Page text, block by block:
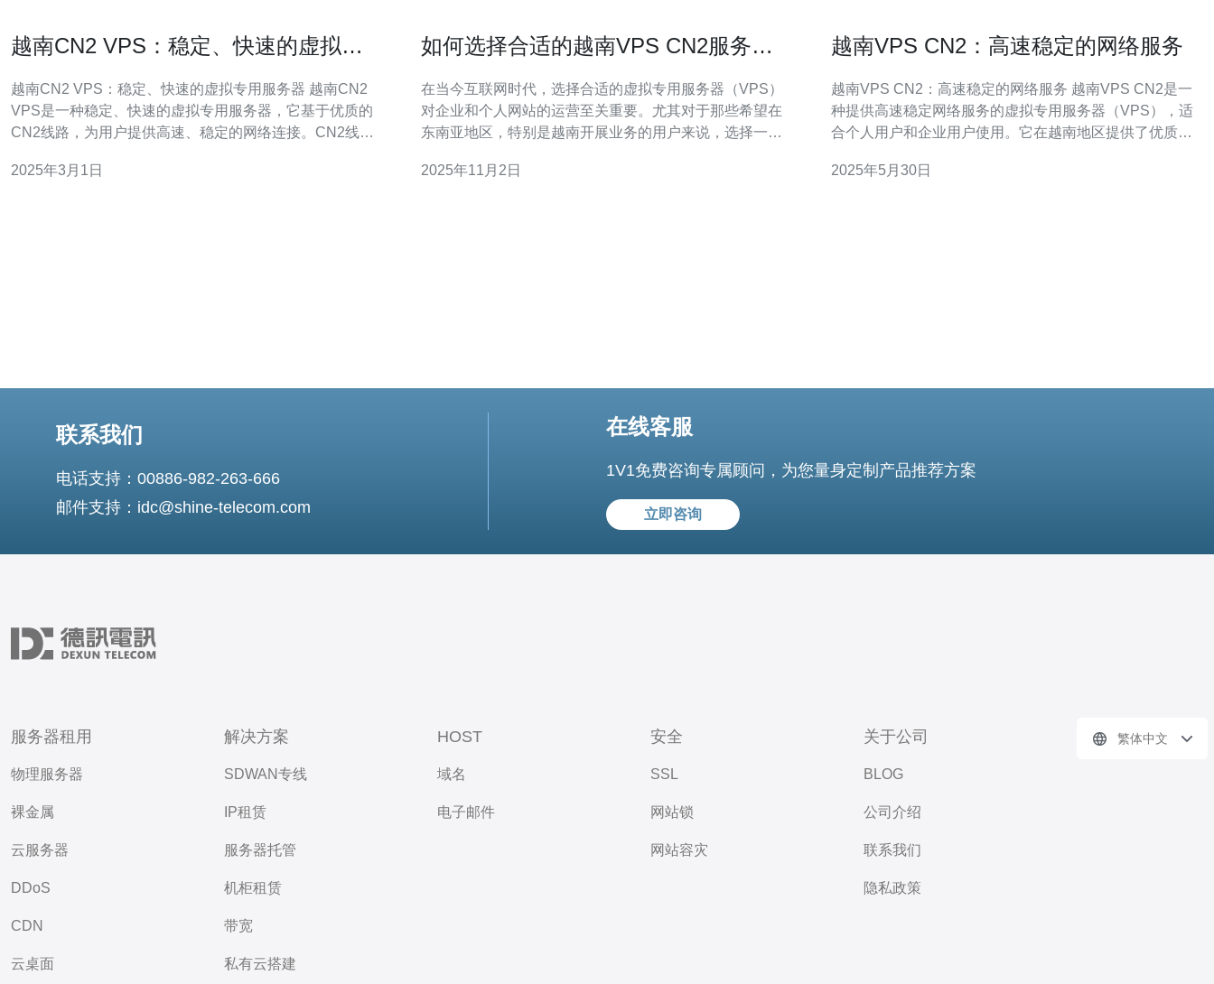
越南CN2 VPS：稳定、快速的虚拟专
越南CN2 VPS：稳定、快速的虚拟专用服务器 越南CN2
VPS是一种稳定、快速的虚拟专用服务器，它基于优质的
CN2线路，为用户提供高速、稳定的网络连接。CN2线路
带宽，因此越南CN2 VPS适合那些需要稳定、快速网络连
2025年3月1日
如何选择合适的越南VPS CN2服务提
在当今互联网时代，选择合适的虚拟专用服务器（VPS）
对企业和个人网站的运营至关重要。尤其对于那些希望在
东南亚地区，特别是越南开展业务的用户来说，选择一款
文将为您提供一些实用的建议，帮助您找到最适合自己需
2025年11月2日
越南VPS CN2：高速稳定的网络服务
越南VPS CN2：高速稳定的网络服务 越南VPS CN2是一
种提供高速稳定网络服务的虚拟专用服务器（VPS），适
合个人用户和企业用户使用。它在越南地区提供了优质的
CN2具有以下几个优势特点： 高速稳定的网络连接：VPS
2025年5月30日
联系我们
电话支持：00886-982-263-666
邮件支持：idc@shine-telecom.com
在线客服
1V1免费咨询专属顾问，为您量身定制产品推荐方案
立即咨询
服务器租用
物理服务器
裸金属
云服务器
DDoS
CDN
云桌面
解决方案
SDWAN专线
IP租赁
服务器托管
机柜租赁
带宽
私有云搭建
HOST
域名
电子邮件
安全
SSL
网站锁
网站容灾
关于公司
BLOG
公司介绍
联系我们
隐私政策
繁体中文